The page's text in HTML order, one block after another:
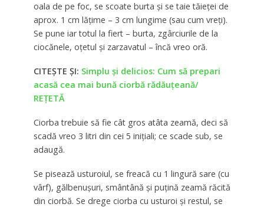
oala de pe foc, se scoate burta şi se taie tăieţei de
aprox. 1 cm lăţime – 3 cm lungime (sau cum vreţi).
Se pune iar totul la fiert – burta, zgârciurile de la
ciocănele, oţetul şi zarzavatul – încă vreo oră.
CITEȘTE ȘI: Simplu şi delicios: Cum să prepari
acasă cea mai bună ciorbă rădăuțeană/
REŢETĂ
Ciorba trebuie să fie cât gros atâta zeamă, deci să
scadă vreo 3 litri din cei 5 iniţiali; ce scade sub, se
adaugă.
Se pisează usturoiul, se freacă cu 1 lingură sare (cu
vârf), gălbenuşuri, smântână şi puţină zeamă răcită
din ciorbă. Se drege ciorba cu usturoi şi restul, se